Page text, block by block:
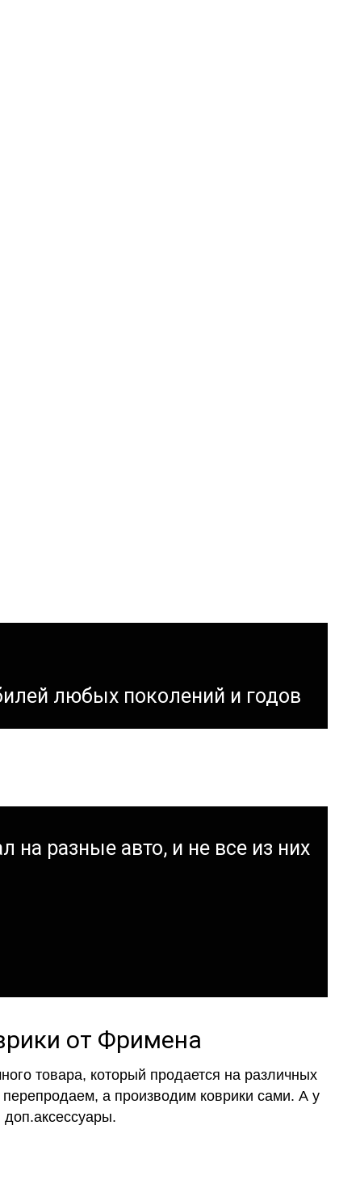
любых поколений и годов
на разные авто, и не все из них
от Фримена
товара, который продается на различных
а производим коврики сами. А у